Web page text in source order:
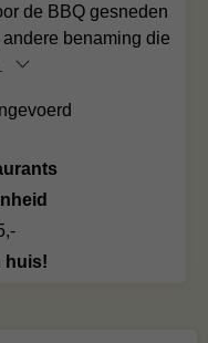
de BBQ gesneden
benaming die
huis!